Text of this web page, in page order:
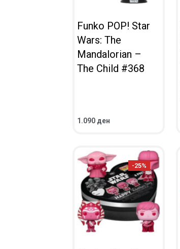
Funko POP! Star
Wars: The
Mandalorian –
The Child #368
1.090 ден
ВО КОШНИЧКА
-25%